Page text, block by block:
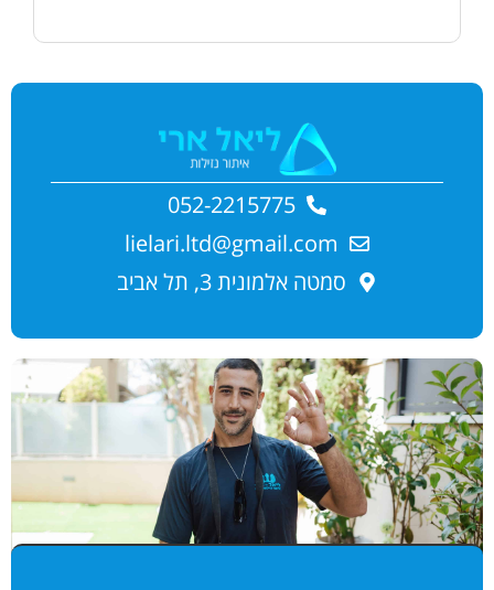
052-2215775
lielari.ltd@gmail.com
סמטה אלמונית 3, תל אביב